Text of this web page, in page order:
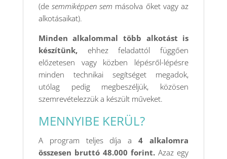
(de semmiképpen sem másolva őket vagy az
alkotásaikat).
Minden alkalommal több alkotást is
készítünk,ehhez feladattól függően
előzetesen vagy közben lépésről-lépésre
minden technikai segítséget megadok,
utólag pedig megbeszéljük, közösen
szemrevételezzük a készült műveket.
MENNYIBE KERÜL?
A program teljes díja a4 alkalomra
összesen bruttó 48.000 forint.Azaz egy